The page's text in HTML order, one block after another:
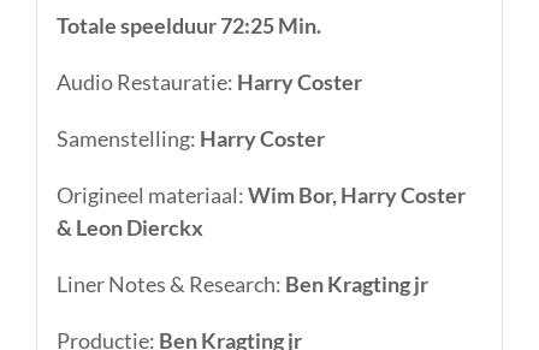
Totale speelduur 72:25 Min.
Audio Restauratie: Harry Coster
Samenstelling: Harry Coster
Origineel materiaal:Wim Bor, Harry Coster
& Leon Dierckx
Liner Notes & Research: Ben Kragting jr
Productie: Ben Kragting jr